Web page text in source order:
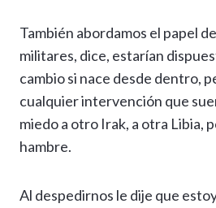
También abordamos el papel
militares, dice, estarían
cambio si nace desde dentro,
cualquier intervención que
miedo a otro Irak, a otra Libia,
hambre.
Al despedirnos le dije que